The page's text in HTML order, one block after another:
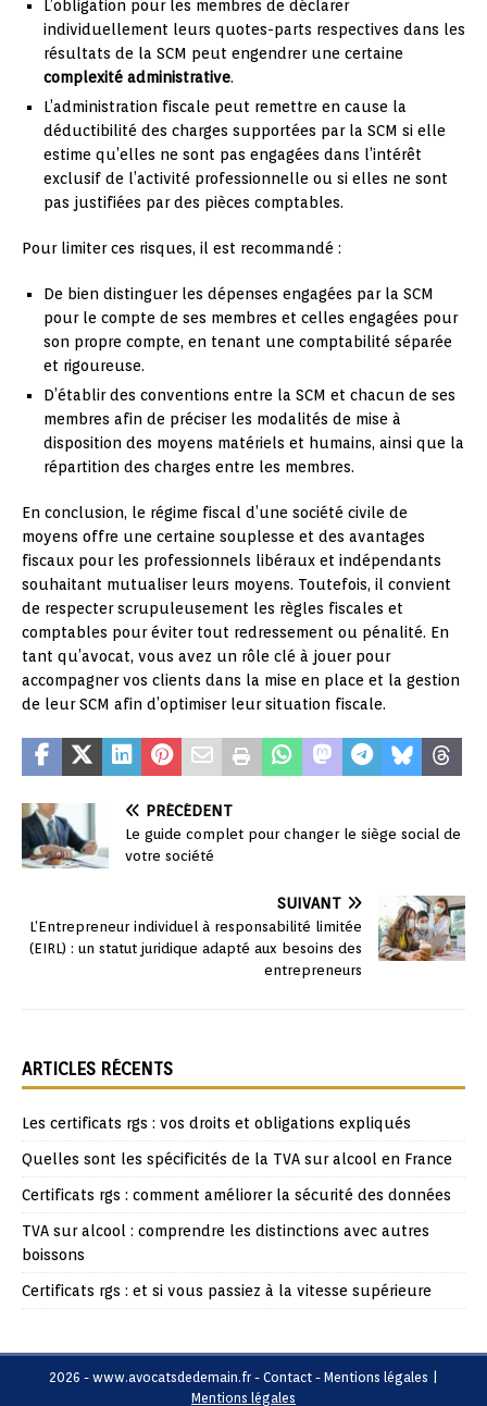
L’obligation pour les membres de déclarer
individuellement leurs quotes-parts respectives dans les
résultats de la SCM peut engendrer une certaine
complexité administrative.
L’administration fiscale peut remettre en cause la
déductibilité des charges supportées par la SCM si elle
estime qu’elles ne sont pas engagées dans l’intérêt
exclusif de l’activité professionnelle ou si elles ne sont
pas justifiées par des pièces comptables.
Pour limiter ces risques, il est recommandé :
De bien distinguer les dépenses engagées par la SCM
pour le compte de ses membres et celles engagées pour
son propre compte, en tenant une comptabilité séparée
et rigoureuse.
D’établir des conventions entre la SCM et chacun de ses
membres afin de préciser les modalités de mise à
disposition des moyens matériels et humains, ainsi que la
répartition des charges entre les membres.
En conclusion, le régime fiscal d’une société civile de
moyens offre une certaine souplesse et des avantages
fiscaux pour les professionnels libéraux et indépendants
souhaitant mutualiser leurs moyens. Toutefois, il convient
de respecter scrupuleusement les règles fiscales et
comptables pour éviter tout redressement ou pénalité. En
tant qu’avocat, vous avez un rôle clé à jouer pour
accompagner vos clients dans la mise en place et la gestion
de leur SCM afin d’optimiser leur situation fiscale.
PRÉCÉDENT
Le guide complet pour changer le siège social de
votre société
SUIVANT
L’Entrepreneur individuel à responsabilité limitée
(EIRL) : un statut juridique adapté aux besoins des
entrepreneurs
ARTICLES RÉCENTS
Les certificats rgs : vos droits et obligations expliqués
Quelles sont les spécificités de la TVA sur alcool en France
Certificats rgs : comment améliorer la sécurité des données
TVA sur alcool : comprendre les distinctions avec autres
boissons
Certificats rgs : et si vous passiez à la vitesse supérieure
2026 - www.avocatsdedemain.fr - Contact - Mentions légales
Mentions légales